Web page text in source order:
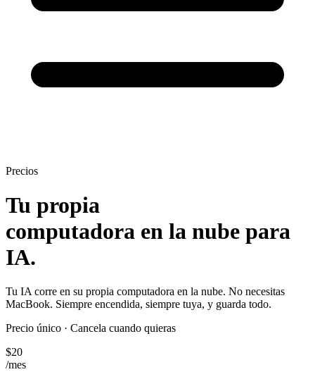
Precios
Tu propia
computadora en la nube para
IA.
Tu IA corre en su propia computadora en la nube. No necesitas
MacBook. Siempre encendida, siempre tuya, y guarda todo.
Precio único · Cancela cuando quieras
$20
/mes